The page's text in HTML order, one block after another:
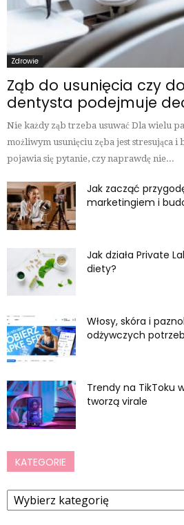
Zdrowie
Ząb do usunięcia czy
dentysta podejmuje
Nie każdy ząb trzeba usuwać Dla wielu
możliwym usunięciu zęba jest stresująca i
pojawia się pytanie, czy naprawdę nie...
Jak zacząć
marketingiem i
Jak działa Private
diety?
Włosy, skóra i
odżywczych
Trendy na TikToku
tworzą virale
KATEGORIE
Kategorie